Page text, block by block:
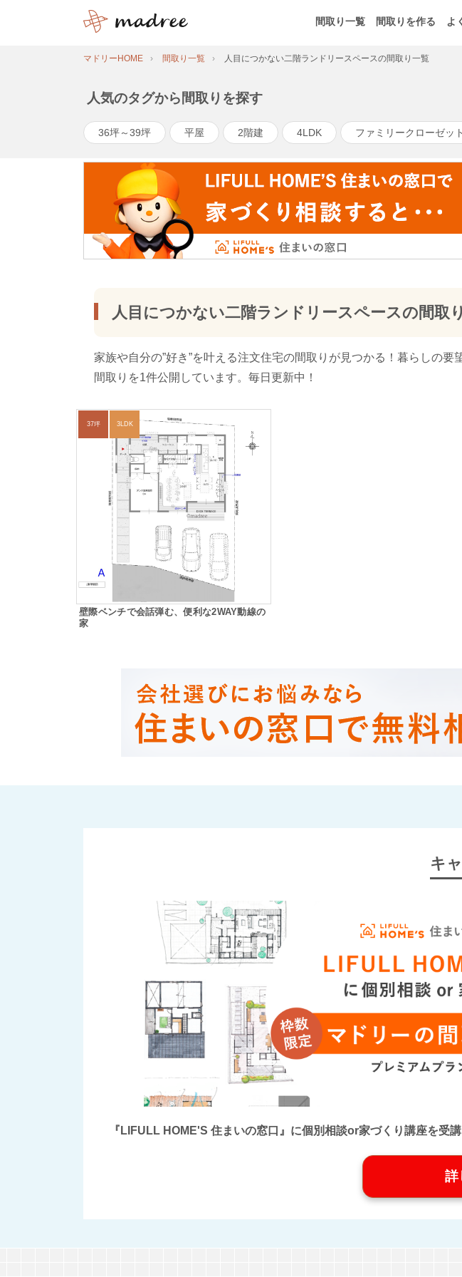
間取り一覧 間取りを作る よ
マドリーHOME 間取り一覧 人目につかない二階ランドリースペースの間取り一覧
人気のタグから間取りを探す
36坪～39坪 平屋 2階建 4LDK ファミリークローゼット
人目につかない二階ランドリースペースの間取
家族や自分の”好き”を叶える注文住宅の間取りが見つかる！暮らしの
間取りを1件公開しています。毎日更新中！
37坪 3LDK
壁際ベンチで会話弾む、便利な2WAY動線の
家
キ
『LIFULL HOME'S 住まいの窓口』に個別相談or家づくり講座を受
詳